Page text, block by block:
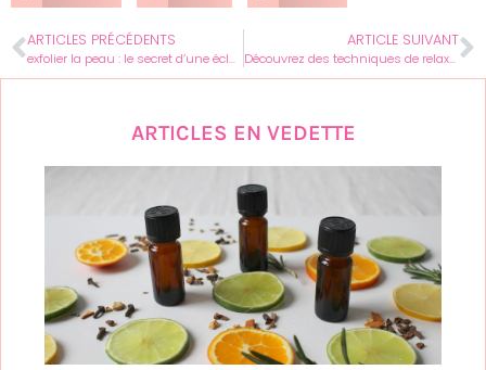
ARTICLES PRÉCÉDENTS
exfolier la peau : le secret d’une éclatante transformation au féminin
ARTICLE SUIVANT
Découvrez des techniques de relaxation surprenantes pour femmes actives.
ARTICLES EN VEDETTE